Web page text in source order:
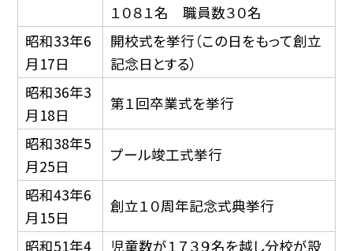
１０８１名 職員数３０名
昭和33年6
月17日
開校式を挙行（この日をもって創立
記念日とする）
昭和36年3
月18日
第１回卒業式を挙行
昭和38年5
月25日
プール竣工式挙行
昭和43年6
月15日
創立１０周年記念式典挙行
昭和51年4
児童数が１７３９名を越し分校が設